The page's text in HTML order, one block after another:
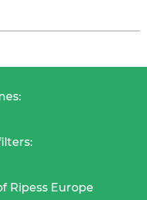
Ripess Europe